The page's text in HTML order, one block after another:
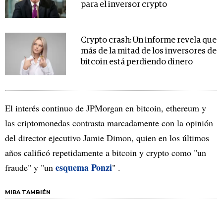
para el inversor crypto
Crypto crash: Un informe revela que
más de la mitad de los inversores de
bitcoin está perdiendo dinero
El interés continuo de JPMorgan en bitcoin, ethereum y
las criptomonedas contrasta marcadamente con la opinión
del director ejecutivo Jamie Dimon, quien en los últimos
años calificó repetidamente a bitcoin y crypto como "un
fraude" y "un esquema Ponzi" .
MIRA TAMBIÉN